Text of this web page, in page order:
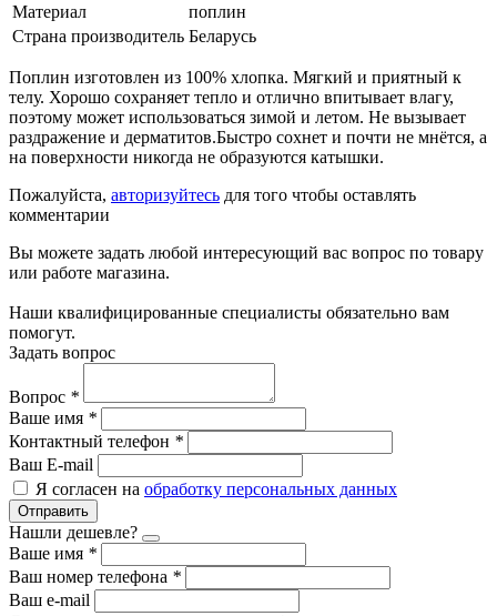
Материал
поплин
Страна производитель Беларусь
Поплин изготовлен из 100% хлопка. Мягкий и приятный к
телу. Хорошо сохраняет тепло и отлично впитывает влагу,
поэтому может использоваться зимой и летом. Не вызывает
раздражение и дерматитов.Быстро сохнет и почти не мнётся, а
на поверхности никогда не образуются катышки.
Пожалуйста, авторизуйтесь для того чтобы оставлять
комментарии
Вы можете задать любой интересующий вас вопрос по товару
или работе магазина.
Наши квалифицированные специалисты обязательно вам
помогут.
Задать вопрос
Вопрос *
Ваше имя *
Контактный телефон *
Ваш E-mail
Я согласен на обработку персональных данных
Отправить
Нашли дешевле?
Ваше имя *
Ваш номер телефона *
Ваш e-mail